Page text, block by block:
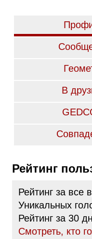
В
Рейтинг
Рейтинг за все
Уникальных
Рейтинг за 30
Cмотреть, кто